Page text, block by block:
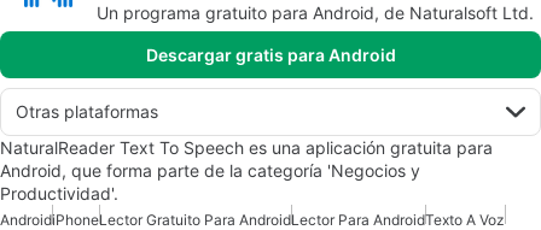
Un programa gratuito para Android, de Naturalsoft Ltd.
Descargar gratis para Android
Otras plataformas
NaturalReader Text To Speech es una aplicación gratuita para
Android, que forma parte de la categoría 'Negocios y
Productividad'.
AndroidiPhoneLector Gratuito Para AndroidLector Para AndroidTexto A Voz